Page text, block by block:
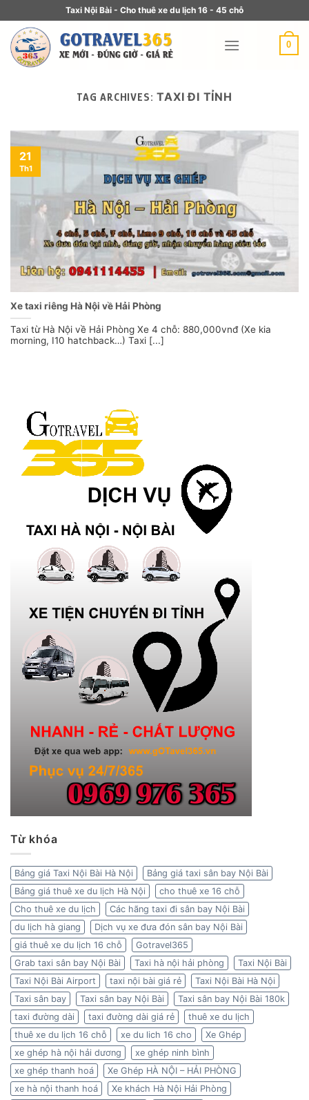
Taxi Nội Bài - Cho thuê xe du lịch 16 - 45 chỗ
0
TAG ARCHIVES:TAXI ĐI TỈNH
Xe taxi riêng Hà Nội về Hải Phòng
Taxi từ Hà Nội về Hải Phòng Xe 4 chỗ: 880,000vnđ (Xe kia
morning, I10 hatchback…) Taxi [...]
21
Th1
Từ khóa
Bảng giá Taxi Nội Bài Hà Nội
Bảng giá taxi sân bay Nội Bài
Bảng giá thuê xe du lịch Hà Nội
cho thuê xe 16 chỗ
Cho thuê xe du lịch
Các hãng taxi đi sân bay Nội Bài
du lịch hà giang
Dịch vụ xe đưa đón sân bay Nội Bài
giá thuê xe du lịch 16 chỗ
Gotravel365
Grab taxi sân bay Nội Bài
Taxi hà nội hải phòng
Taxi Nội Bài
Taxi Nội Bài Airport
taxi nội bài giá rẻ
Taxi Nội Bài Hà Nội
Taxi sân bay
Taxi sân bay Nội Bài
Taxi sân bay Nội Bài 180k
taxi đường dài
taxi đường dài giá rẻ
thuê xe du lịch
thuê xe du lịch 16 chỗ
xe du lich 16 cho
Xe Ghép
xe ghép hà nội hải dương
xe ghép ninh bình
xe ghép thanh hoá
Xe Ghép HÀ NỘI – HẢI PHÒNG
xe hà nội thanh hoá
Xe khách Hà Nội Hải Phòng